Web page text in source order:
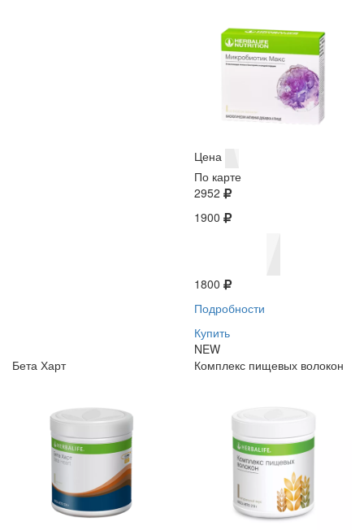
Цена
По карте
2952
1900
1800
Подробности
Купить
NEW
Бета Харт
Комплекс пищевых волокон